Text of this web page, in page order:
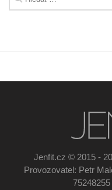
Jenfit.cz © 2015 -
Provozovatel: Petr